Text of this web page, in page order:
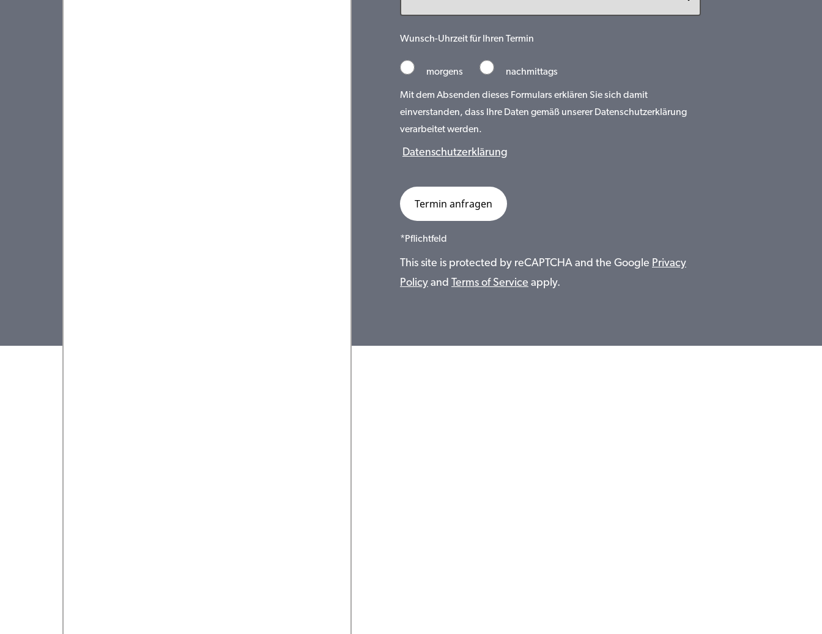
Wunsch-Uhrzeit für Ihren Termin
morgens nachmittags
Mit dem Absenden dieses Formulars erklären Sie sich damit
einverstanden, dass Ihre Daten gemäß unserer Datenschutzerklärung
verarbeitet werden.
Datenschutzerklärung
*Pflichtfeld
This site is protected by reCAPTCHA and the Google Privacy
Policy and Terms of Service apply.